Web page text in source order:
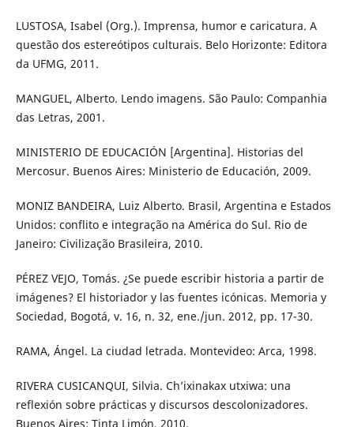
LUSTOSA, Isabel (Org.). Imprensa, humor e caricatura. A
questão dos estereótipos culturais. Belo Horizonte: Editora
da UFMG, 2011.
MANGUEL, Alberto. Lendo imagens. São Paulo: Companhia
das Letras, 2001.
MINISTERIO DE EDUCACIÓN [Argentina]. Historias del
Mercosur. Buenos Aires: Ministerio de Educación, 2009.
MONIZ BANDEIRA, Luiz Alberto. Brasil, Argentina e Estados
Unidos: conflito e integração na América do Sul. Rio de
Janeiro: Civilização Brasileira, 2010.
PÉREZ VEJO, Tomás. ¿Se puede escribir historia a partir de
imágenes? El historiador y las fuentes icónicas. Memoria y
Sociedad, Bogotá, v. 16, n. 32, ene./jun. 2012, pp. 17-30.
RAMA, Ángel. La ciudad letrada. Montevideo: Arca, 1998.
RIVERA CUSICANQUI, Silvia. Ch’ixinakax utxiwa: una
reflexión sobre prácticas y discursos descolonizadores.
Buenos Aires: Tinta Limón, 2010.